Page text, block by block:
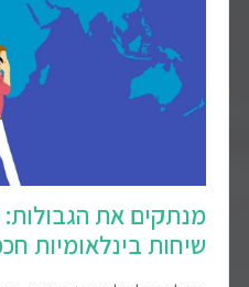
מנתקים את
שיחות בינלאומיות